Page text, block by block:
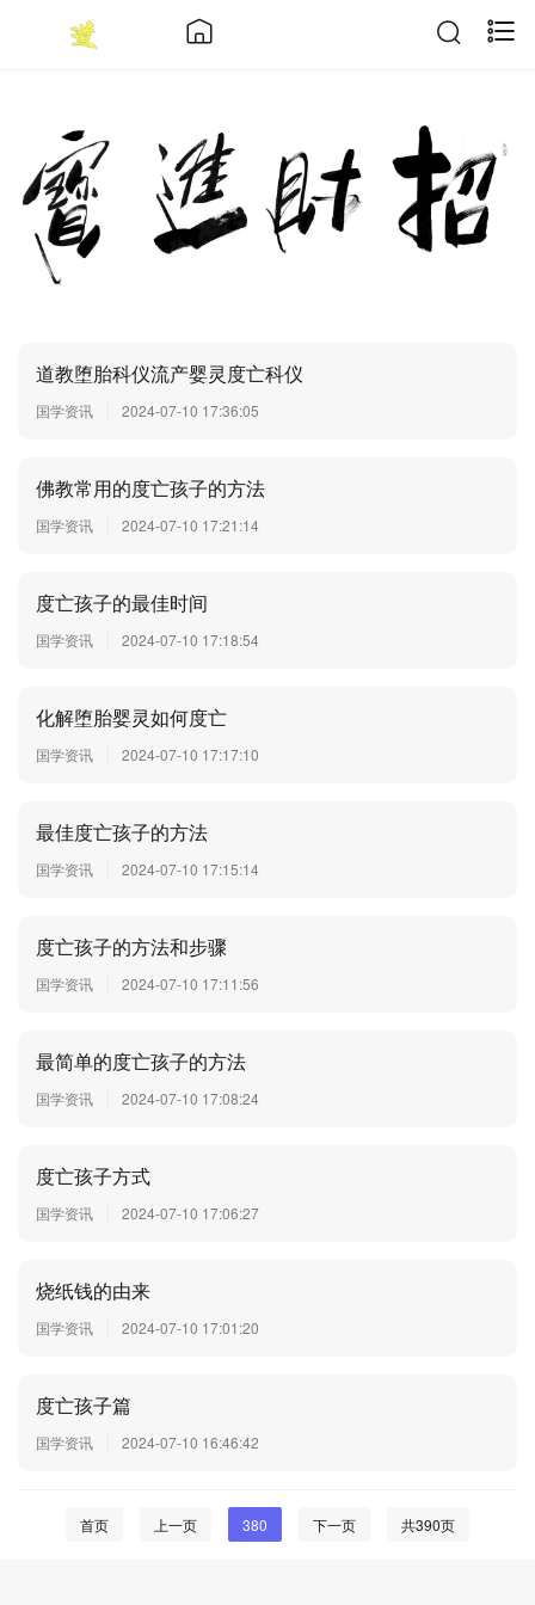
道教堕胎科仪流产婴灵度亡科仪
国学资讯 2024-07-10 17:36:05
佛教常用的度亡孩子的方法
国学资讯 2024-07-10 17:21:14
度亡孩子的最佳时间
国学资讯 2024-07-10 17:18:54
化解堕胎婴灵如何度亡
国学资讯 2024-07-10 17:17:10
最佳度亡孩子的方法
国学资讯 2024-07-10 17:15:14
度亡孩子的方法和步骤
国学资讯 2024-07-10 17:11:56
最简单的度亡孩子的方法
国学资讯 2024-07-10 17:08:24
度亡孩子方式
国学资讯 2024-07-10 17:06:27
烧纸钱的由来
国学资讯 2024-07-10 17:01:20
度亡孩子篇
国学资讯 2024-07-10 16:46:42
首页 上一页 380 下一页 共390页